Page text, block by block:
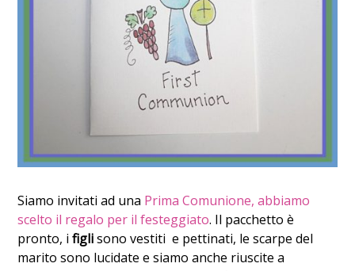
Siamo invitati ad una Prima Comunione, abbiamo
scelto il regalo per il festeggiato. Il pacchetto è
pronto, ifiglisono vestiti e pettinati, le scarpe del
marito sono lucidate e siamo anche riuscite a